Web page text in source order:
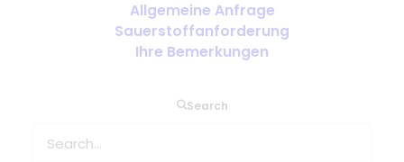
Allgemeine Anfrage
Sauerstoffanforderung
Ihre Bemerkungen
Search